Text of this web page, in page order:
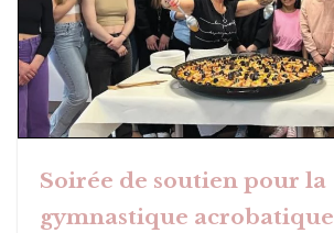
Soirée de soutien pour la
gymnastique acrobatique